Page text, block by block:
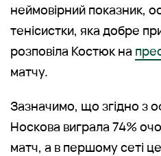
неймовірний показник,
тенісистки, яка добре
розповіла Костюк на
матчу.
Зазначимо, що згідно з
Носкова виграла 74%
матч, а в першому сеті